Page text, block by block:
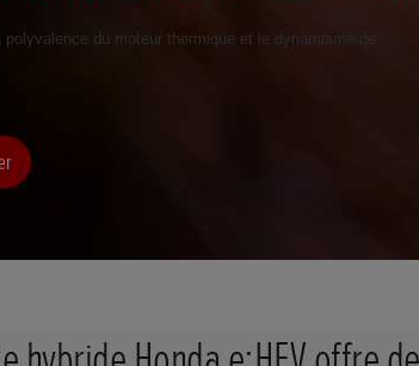
polyvalence du moteur thermique et le dynamisme de